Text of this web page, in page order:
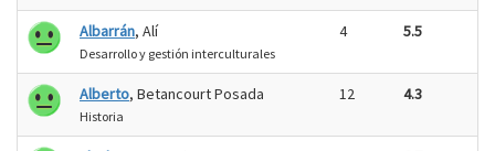
Albarrán, Alí
Desarrollo y gestión interculturales
4 5.5
Alberto, Betancourt Posada
Historia
12 4.3